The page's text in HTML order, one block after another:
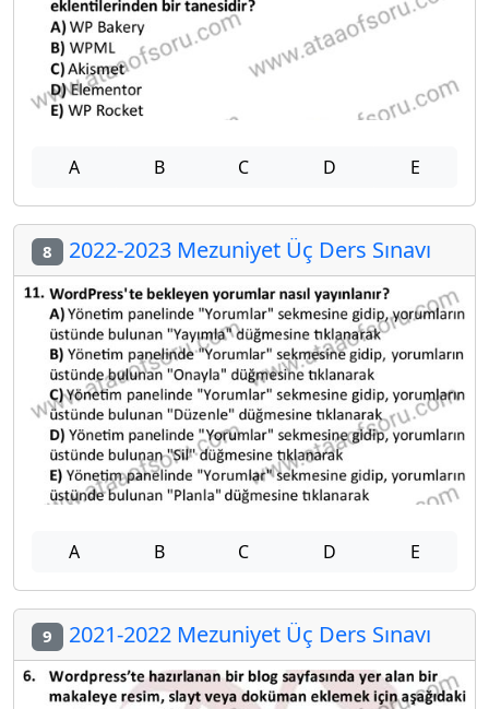
A B C D E
8 2022-2023 Mezuniyet Üç Ders Sınavı
A B C D E
9 2021-2022 Mezuniyet Üç Ders Sınavı